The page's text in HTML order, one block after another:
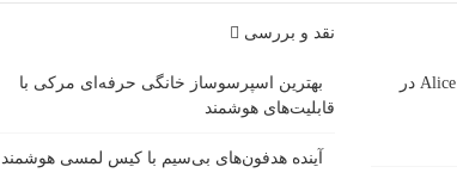
بررسی سریال Alice and Steve در
نقد و بررسی
بهترین اسپرسوساز خانگی حرفه‌ای مرکی با
قابلیت‌های هوشمند
آینده هدفون‌های بی‌سیم با کیس لمسی هوشمند